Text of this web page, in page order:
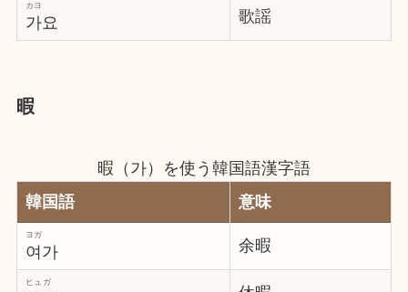
가요
カヨ
歌謡
暇
暇（가）を使う韓国語漢字語
韓国語
意味
여가
ヨガ
余暇
ヒュガ